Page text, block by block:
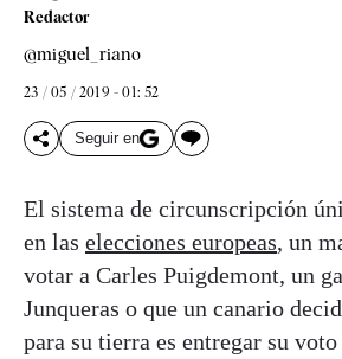
Redactor
@miguel_riano
23 / 05 / 2019 - 01: 52
Seguir en
El sistema de circunscripción
en las elecciones europeas, un
votar a Carles Puigdemont, un
Junqueras o que un canario
para su tierra es entregar su